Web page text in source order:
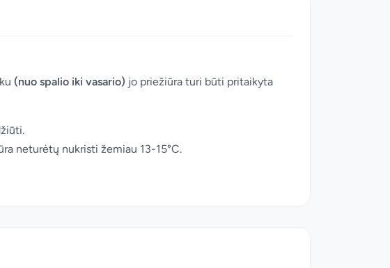
(nuo spalio iki vasario) jo priežiūra turi būti pritaikyta
neturėtų nukristi žemiau 13-15°C.